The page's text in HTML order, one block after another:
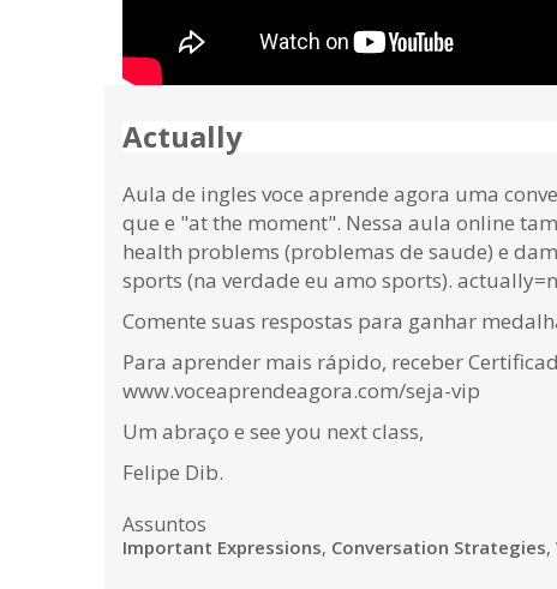
Actually
Aula de ingles voce aprende agora uma
que e "at the moment". Nessa aula online
health problems (problemas de saude) e
sports (na verdade eu amo sports).
Comente suas respostas para ganhar
Para aprender mais rápido, receber
www.voceaprendeagora.com/seja-vip
Um abraço e see you next class,
Felipe Dib.
Assuntos
Important Expressions, Conversation Strategies,